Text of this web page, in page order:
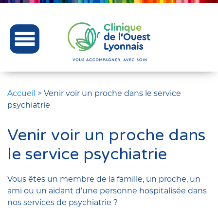
Accueil > Venir voir un proche dans le service
psychiatrie
Venir voir un proche dans
le service psychiatrie
Vous êtes un membre de la famille, un proche, un
ami ou un aidant d’une personne hospitalisée dans
nos services de psychiatrie ?